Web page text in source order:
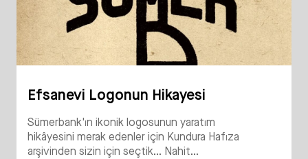
Efsanevi Logonun Hikayesi
Sümerbank'ın ikonik logosunun yaratım
hikâyesini merak edenler için Kundura Hafıza
arşivinden sizin için seçtik... Nahit...